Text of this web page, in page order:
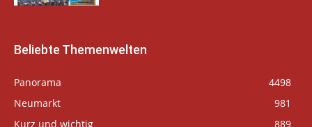
Beliebte Themenwelten
Panorama
4498
Neumarkt
981
Kurz und wichtig
889